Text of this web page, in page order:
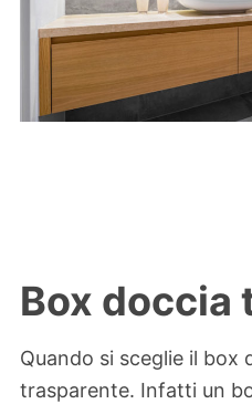
Box doccia
Quando si sceglie il box
trasparente. Infatti un